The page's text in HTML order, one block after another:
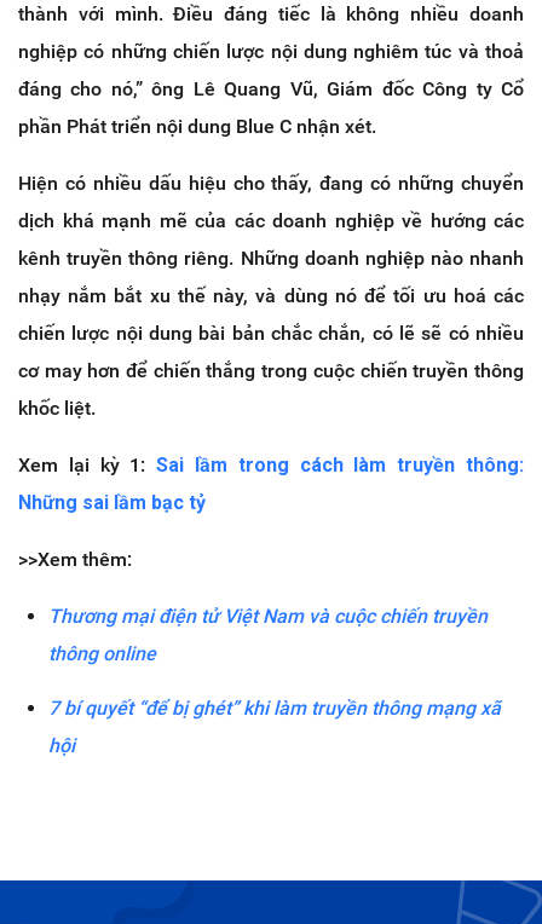
thành với mình. Điều đáng tiếc là không nhiều doanh
nghiệp có những chiến lược nội dung nghiêm túc và thoả
đáng cho nó,” ông Lê Quang Vũ, Giám đốc Công ty Cổ
phần Phát triển nội dung Blue C nhận xét.
Hiện có nhiều dấu hiệu cho thấy, đang có những chuyển
dịch khá mạnh mẽ của các doanh nghiệp về hướng các
kênh truyền thông riêng. Những doanh nghiệp nào nhanh
nhạy nắm bắt xu thế này, và dùng nó để tối ưu hoá các
chiến lược nội dung bài bản chắc chắn, có lẽ sẽ có nhiều
cơ may hơn để chiến thắng trong cuộc chiến truyền thông
khốc liệt.
Xem lại kỳ 1:Sai lầm trong cách làm truyền thông:
Những sai lầm bạc tỷ
>>Xem thêm:
Thương mại điện tử Việt Nam và cuộc chiến truyền
thông online
7 bí quyết “để bị ghét” khi làm truyền thông mạng xã
hội